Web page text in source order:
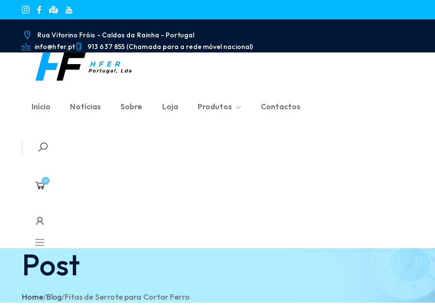
Rua Vitorino Fróis - Caldas da Rainha - Portugal
info@hfer.pt
913 637 855 (Chamada para a rede móvel nacional)
Início Notícias Sobre Loja Produtos Contactos
0
Post
Home/Blog/Fitas de Serrote para Cortar Ferro